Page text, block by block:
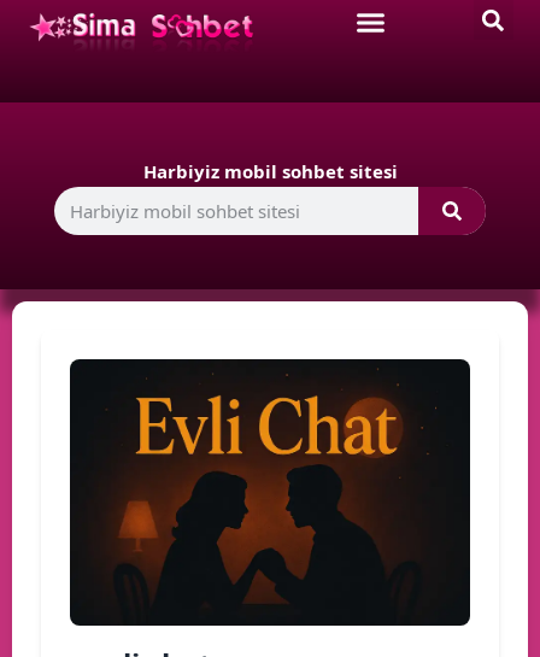
Harbiyiz mobil sohbet sitesi